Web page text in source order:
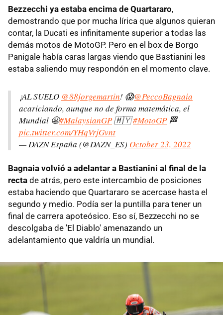
Bezzecchi ya estaba encima de Quartararo,
demostrando que por mucha lírica que algunos quieran
contar, la Ducati es infinitamente superior a todas las
demás motos de MotoGP. Pero en el box de Borgo
Panigale había caras largas viendo que Bastianini les
estaba saliendo muy respondón en el momento clave.
¡AL SUELO @88jorgemartin! 😱@PeccoBagnaia
acariciando, aunque no de forma matemática, el
Mundial 😬#MalaysianGP🇲🇾#MotoGP🏁
pic.twitter.com/YHqVrjGvnt
— DAZN España (@DAZN_ES) October 23, 2022
Bagnaia volvió a adelantar a Bastianini al final de la
recta de atrás, pero este intercambio de posiciones
estaba haciendo que Quartararo se acercase hasta el
segundo y medio. Podía ser la puntilla para tener un
final de carrera apoteósico. Eso sí, Bezzecchi no se
descolgaba de 'El Diablo' amenazando un
adelantamiento que valdría un mundial.